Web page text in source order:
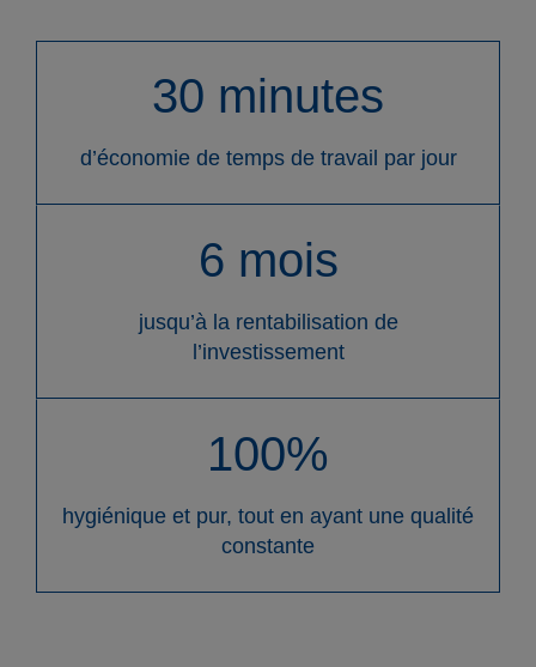
Entreprises
Contact
DE EN
30 minutes
d’économie de temps de travail par jour
6 mois
jusqu’à la rentabilisation de
l’investissement
100%
hygiénique et pur, tout en ayant une qualité
constante